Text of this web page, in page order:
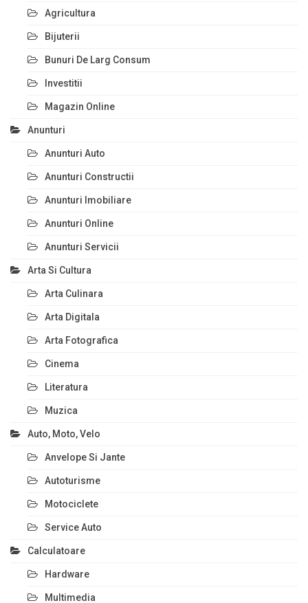
Agricultura
Bijuterii
Bunuri De Larg Consum
Investitii
Magazin Online
Anunturi
Anunturi Auto
Anunturi Constructii
Anunturi Imobiliare
Anunturi Online
Anunturi Servicii
Arta Si Cultura
Arta Culinara
Arta Digitala
Arta Fotografica
Cinema
Literatura
Muzica
Auto, Moto, Velo
Anvelope Si Jante
Autoturisme
Motociclete
Service Auto
Calculatoare
Hardware
Multimedia